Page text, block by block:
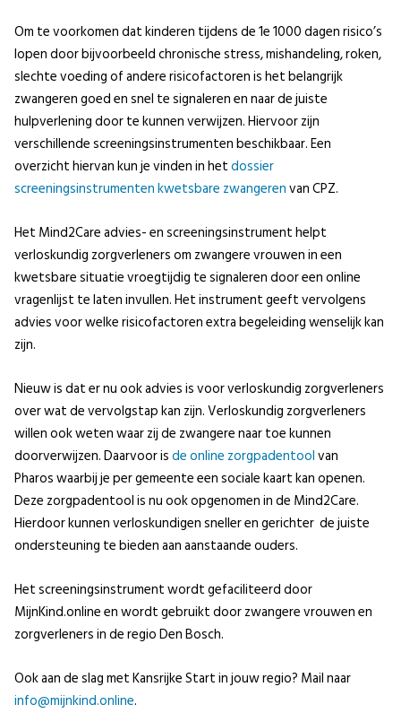
Om te voorkomen dat kinderen tijdens de 1e 1000 dagen risico’s
lopen door bijvoorbeeld chronische stress, mishandeling, roken,
slechte voeding of andere risicofactoren is het belangrijk
zwangeren goed en snel te signaleren en naar de juiste
hulpverlening door te kunnen verwijzen. Hiervoor zijn
verschillende screeningsinstrumenten beschikbaar. Een
overzicht hiervan kun je vinden in hetdossier
screeningsinstrumenten kwetsbare zwangerenvan CPZ.
Het Mind2Care advies- en screeningsinstrument helpt
verloskundig zorgverleners om zwangere vrouwen in een
kwetsbare situatie vroegtijdig te signaleren door een online
vragenlijst te laten invullen. Het instrument geeft vervolgens
advies voor welke risicofactoren extra begeleiding wenselijk kan
zijn.
Nieuw is dat er nu ook advies is voor verloskundig zorgverleners
over wat de vervolgstap kan zijn. Verloskundig zorgverleners
willen ook weten waar zij de zwangere naar toe kunnen
doorverwijzen. Daarvoor isde online zorgpadentoolvan
Pharos waarbij je per gemeente een sociale kaart kan openen.
Deze zorgpadentool is nu ook opgenomen in de Mind2Care.
Hierdoor kunnen verloskundigen sneller en gerichter de juiste
ondersteuning te bieden aan aanstaande ouders.
Het screeningsinstrument wordt gefaciliteerd door
MijnKind.online en wordt gebruikt door zwangere vrouwen en
zorgverleners in de regio Den Bosch.
Ook aan de slag met Kansrijke Start in jouw regio? Mail naar
info@mijnkind.online.